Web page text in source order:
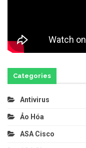
Categories
Antivirus
Ảo Hóa
ASA Cisco